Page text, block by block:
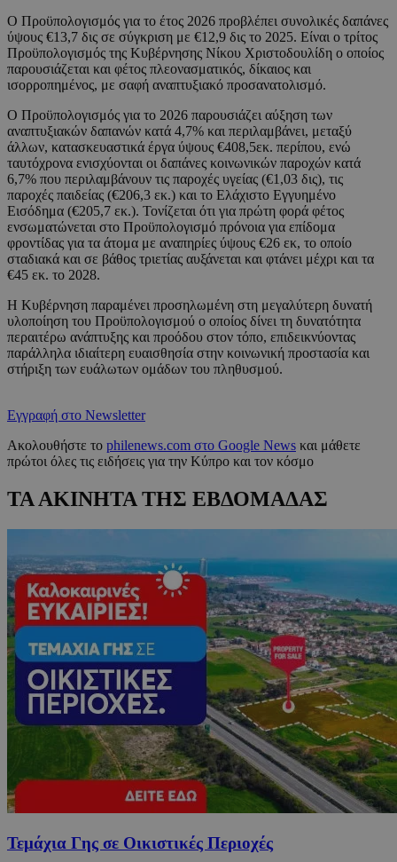
Ο Προϋπολογισμός για το έτος 2026 προβλέπει συνολικές δαπάνες
ύψους €13,7 δις σε σύγκριση με €12,9 δις το 2025. Είναι ο τρίτος
Προϋπολογισμός της Κυβέρνησης Νίκου Χριστοδουλίδη ο οποίος
παρουσιάζεται και φέτος πλεονασματικός, δίκαιος και
ισορροπημένος, με σαφή αναπτυξιακό προσανατολισμό.
Ο Προϋπολογισμός για το 2026 παρουσιάζει αύξηση των
αναπτυξιακών δαπανών κατά 4,7% και περιλαμβάνει, μεταξύ
άλλων, κατασκευαστικά έργα ύψους €408,5εκ. περίπου, ενώ
ταυτόχρονα ενισχύονται οι δαπάνες κοινωνικών παροχών κατά
6,7% που περιλαμβάνουν τις παροχές υγείας (€1,03 δις), τις
παροχές παιδείας (€206,3 εκ.) και το Ελάχιστο Εγγυημένο
Εισόδημα (€205,7 εκ.). Τονίζεται ότι για πρώτη φορά φέτος
ενσωματώνεται στο Προϋπολογισμό πρόνοια για επίδομα
φροντίδας για τα άτομα με αναπηρίες ύψους €26 εκ, το οποίο
σταδιακά και σε βάθος τριετίας αυξάνεται και φτάνει μέχρι και τα
€45 εκ. το 2028.
Η Κυβέρνηση παραμένει προσηλωμένη στη μεγαλύτερη δυνατή
υλοποίηση του Προϋπολογισμού ο οποίος δίνει τη δυνατότητα
περαιτέρω ανάπτυξης και προόδου στον τόπο, επιδεικνύοντας
παράλληλα ιδιαίτερη ευαισθησία στην κοινωνική προστασία και
στήριξη των ευάλωτων ομάδων του πληθυσμού.
Εγγραφή στο Newsletter
Ακολουθήστε το philenews.com στο Google News και μάθετε
πρώτοι όλες τις ειδήσεις για την Κύπρο και τον κόσμο
ΤΑ ΑΚΙΝΗΤΑ ΤΗΣ ΕΒΔΟΜΑΔΑΣ
Τεμάχια Γης σε Οικιστικές Περιοχές